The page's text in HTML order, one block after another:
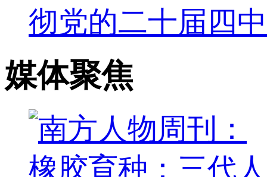
彻党的二十届四
媒体聚焦